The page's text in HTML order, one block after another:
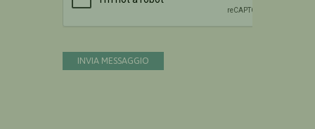
INVIA MESSAGGIO